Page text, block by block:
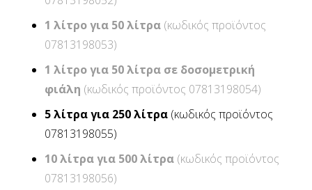
1 λίτρο για 50 λίτρα (κωδικός προϊόντος
07813198053)
1 λίτρο για 50 λίτρα σε δοσομετρική
φιάλη (κωδικός προϊόντος 07813198054)
5 λίτρα για 250 λίτρα (κωδικός προϊόντος
07813198055)
10 λίτρα για 500 λίτρα (κωδικός προϊόντος
07813198056)